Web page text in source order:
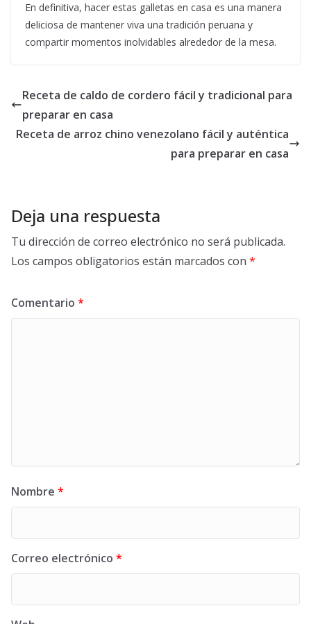
En definitiva, hacer estas galletas en casa es una manera
deliciosa de mantener viva una tradición peruana y
compartir momentos inolvidables alrededor de la mesa.
Receta de caldo de cordero fácil y tradicional para
preparar en casa
Receta de arroz chino venezolano fácil y auténtica
para preparar en casa
Deja una respuesta
Tu dirección de correo electrónico no será publicada.
Los campos obligatorios están marcados con *
Comentario *
Nombre *
Correo electrónico *